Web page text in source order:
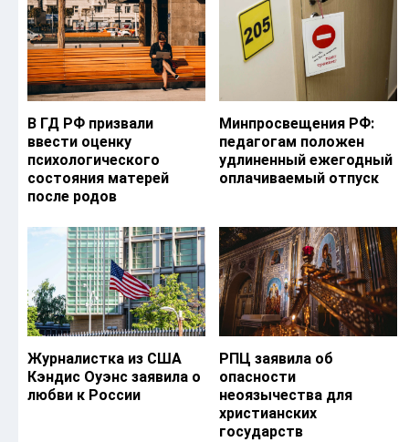
В ГД РФ призвали
ввести оценку
психологического
состояния матерей
после родов
Минпросвещения РФ:
педагогам положен
удлиненный ежегодный
оплачиваемый отпуск
Журналистка из США
Кэндис Оуэнс заявила о
любви к России
РПЦ заявила об
опасности
неоязычества для
христианских
государств